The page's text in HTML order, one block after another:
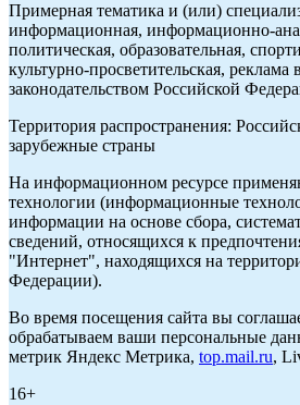
Примерная тематика и (или)
информационная, информационно-
политическая, образовательная,
культурно-просветительская, реклама
законодательством Российской
Территория распространения:
зарубежные страны
На информационном ресурсе
технологии (информационные
информации на основе сбора,
сведений, относящихся к
"Интернет", находящихся на
Федерации).
Во время посещения сайта вы
обрабатываем ваши персональные
метрик Яндекс Метрика, top.mail.ru,
16+